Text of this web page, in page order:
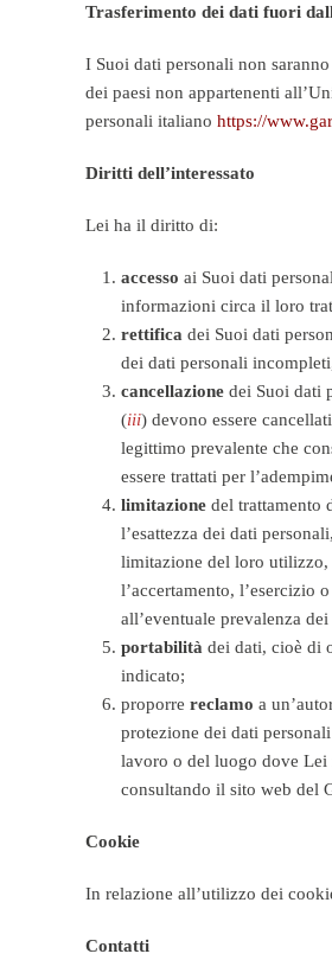
Trasferimento dei dati fuori
I Suoi dati personali non
dei paesi non appartenenti
personali italiano https://
Diritti dell’interessato
Lei ha il diritto di:
accesso ai Suoi dati
informazioni circa il loro
rettifica dei Suoi dati
dei dati personali
cancellazione dei Suoi dati
(iii) devono essere
legittimo prevalente che
essere trattati per
limitazione del trattamento
l’esattezza dei dati
limitazione del loro utilizzo,
l’accertamento, l’esercizio
all’eventuale prevalenza
portabilità dei dati, cioè di
indicato;
proporre reclamo a
protezione dei dati
lavoro o del luogo dove Lei
consultando il sito web del
Cookie
In relazione all’utilizzo dei
Contatti